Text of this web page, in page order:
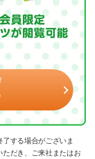
する場合がございま
だき、ご来社またはお